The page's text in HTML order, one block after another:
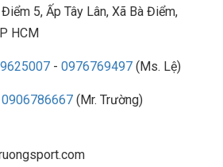
5, Ấp Tây Lân, Xã Bà Điểm,
HCM
- 0976769497 (Ms. Lệ)
0906786667 (Mr. Trường)